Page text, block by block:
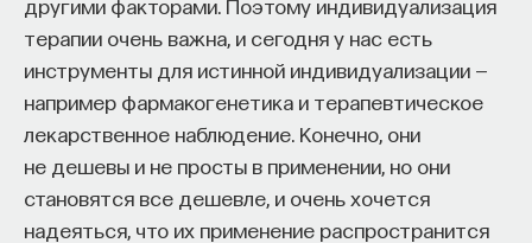
другими факторами. Поэтому индивидуализация
терапии очень важна, и сегодня у нас есть
инструменты для истинной индивидуализации —
например фармакогенетика и терапевтическое
лекарственное наблюдение. Конечно, они
не дешевы и не просты в применении, но они
становятся все дешевле, и очень хочется
надеяться, что их применение распространится